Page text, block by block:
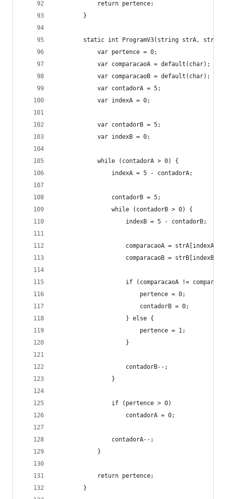
            return pertence;
        }
static int ProgramV3(string strA,
            var pertence = 0;
            var comparacaoA = default(char);
            var comparacaoB = default(char);
            var contadorA = 5;
            var indexA = 0;
            var contadorB = 5;
            var indexB = 0;
while (contadorA > 0) {
                indexA = 5 - contadorA;
                contadorB = 5;
while (contadorB > 0) {
                    indexB = 5 - contadorB;
comparacaoA = strA[indexA
comparacaoB =
if (comparacaoA !=
pertence = 0;
contadorB = 0;
                    } else {
pertence = 1;
                    }
                    contadorB--;
                }
                if (pertence > 0)
contadorA = 0;
                contadorA--;
            }
            return pertence;
        }